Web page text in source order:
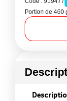
Portion de 460